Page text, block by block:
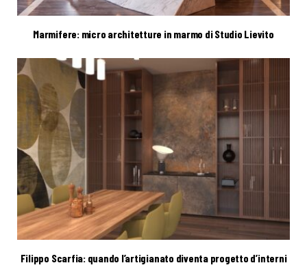
Marmifere: micro architetture in marmo di Studio Lievito
Filippo Scarfia: quando l’artigianato diventa progetto d’interni